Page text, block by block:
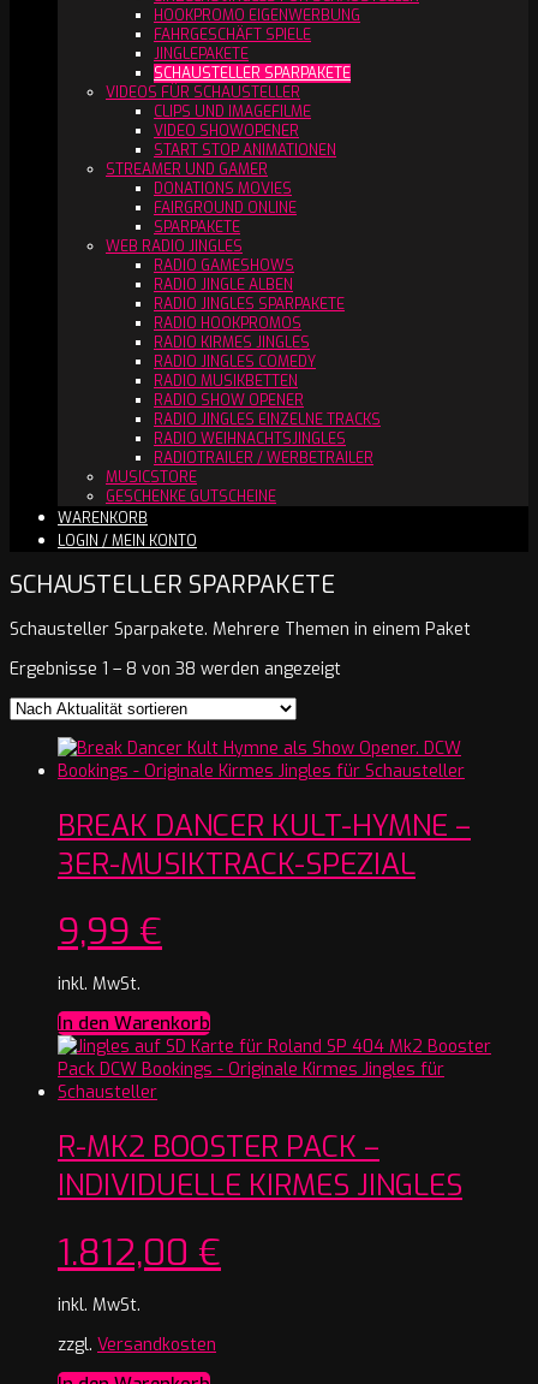
HOOKPROMO EIGENWERBUNG
FAHRGESCHÄFT SPIELE
JINGLEPAKETE
SCHAUSTELLER SPARPAKETE
VIDEOS FÜR SCHAUSTELLER
CLIPS UND IMAGEFILME
VIDEO SHOWOPENER
START STOP ANIMATIONEN
STREAMER UND GAMER
DONATIONS MOVIES
FAIRGROUND ONLINE
SPARPAKETE
WEB RADIO JINGLES
RADIO GAMESHOWS
RADIO JINGLE ALBEN
RADIO JINGLES SPARPAKETE
RADIO HOOKPROMOS
RADIO KIRMES JINGLES
RADIO JINGLES COMEDY
RADIO MUSIKBETTEN
RADIO SHOW OPENER
RADIO JINGLES EINZELNE TRACKS
RADIO WEIHNACHTSJINGLES
RADIOTRAILER / WERBETRAILER
MUSICSTORE
GESCHENKE GUTSCHEINE
WARENKORB
LOGIN / MEIN KONTO
SCHAUSTELLER SPARPAKETE
Schausteller Sparpakete. Mehrere Themen in einem Paket
Ergebnisse 1 – 8 von 38 werden angezeigtNach
BREAK DANCER KULT-HYMNE –
3ER-MUSIKTRACK-SPEZIAL
9,99 €
inkl. MwSt.
In den Warenkorb
R-MK2 BOOSTER PACK –
INDIVIDUELLE KIRMES JINGLES
1.812,00 €
inkl. MwSt.
zzgl. Versandkosten